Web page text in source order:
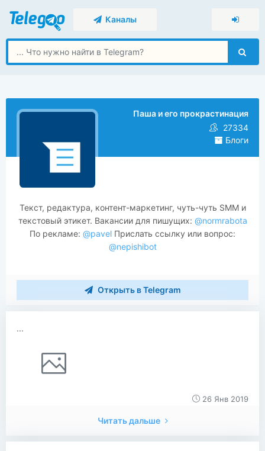
Каналы
Паша и его прокрастинация
27334
Блоги
Текст, редактура, контент-маркетинг, чуть-чуть SMM и
текстовый этикет. Вакансии для пишущих: @normrabota
По рекламе: @pavel Прислать ссылку или вопрос:
@nepishibot
Открыть в Telegram
...
26 Янв 2019
Читать дальше